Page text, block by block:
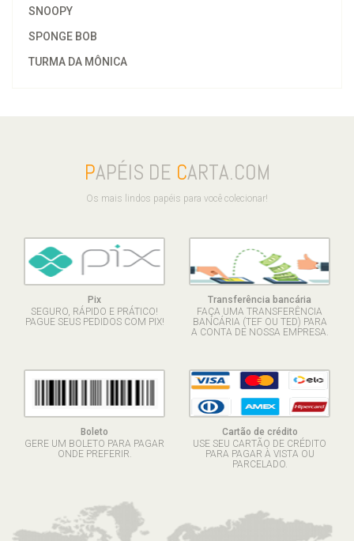
SNOOPY
SPONGE BOB
TURMA DA MÔNICA
PAPÉIS DE CARTA.COM
Os mais lindos papéis para você colecionar!
Pix
SEGURO, RÁPIDO E PRÁTICO!
PAGUE SEUS PEDIDOS COM PIX!
Transferência bancária
FAÇA UMA TRANSFERÊNCIA
BANCÁRIA (TEF OU TED) PARA
A CONTA DE NOSSA EMPRESA.
Boleto
GERE UM BOLETO PARA PAGAR
ONDE PREFERIR.
Cartão de crédito
USE SEU CARTÃO DE CRÉDITO
PARA PAGAR À VISTA OU
PARCELADO.